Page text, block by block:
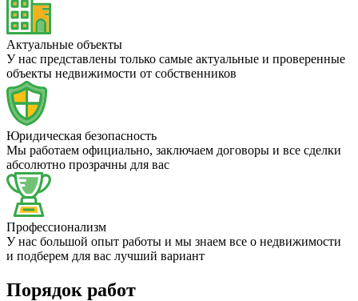
Актуальные объекты
У нас представлены только самые актуальные и проверенные
объекты недвижимости от собственников
Юридическая безопасность
Мы работаем официально, заключаем договоры и все сделки
абсолютно прозрачны для вас
Профессионализм
У нас большой опыт работы и мы знаем все о недвижимости
и подберем для вас лучший вариант
Порядок работ